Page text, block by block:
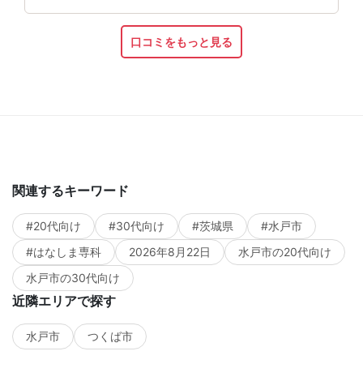
口コミをもっと見る
関連するキーワード
#20代向け #30代向け #茨城県
#水戸市
#はなしま専科
2026年8月22日
水戸市の20代向け
水戸市の30代向け
近隣エリアで探す
水戸市 つくば市